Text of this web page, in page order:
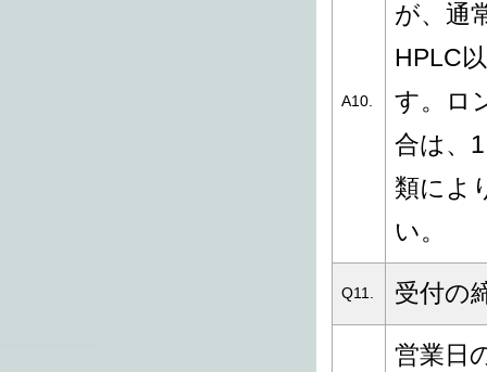
A10.
が、通
HPLC
す。ロ
合は、
類によ
い。
Q11. 受付の
営業日